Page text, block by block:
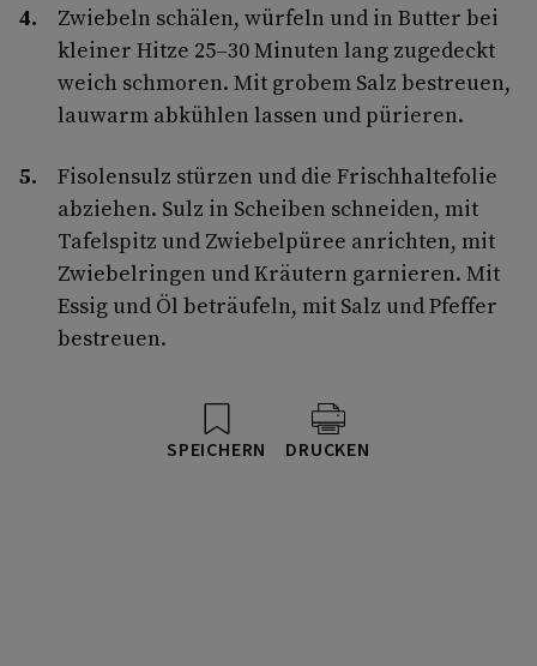
Zwiebeln schälen, würfeln und in Butter bei
kleiner Hitze 25–30 Minuten lang zugedeckt
weich schmoren. Mit grobem Salz bestreuen,
lauwarm abkühlen lassen und pürieren.
Fisolensulz stürzen und die Frischhaltefolie
abziehen. Sulz in Scheiben schneiden, mit
Tafelspitz und Zwiebelpüree anrichten, mit
Zwiebelringen und Kräutern garnieren. Mit
Essig und Öl beträufeln, mit Salz und Pfeffer
bestreuen.
SPEICHERN DRUCKEN